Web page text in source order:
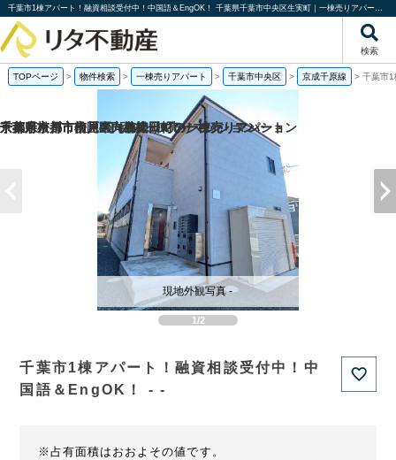
千葉市1棟アパート！融資相談受付中！中国語＆EngOK！ 千葉県千葉市中央区生実町｜一棟売りアパート｜投資物件や収益物件｜株式会社リタ不動産
検索
TOPページ > 物件検索 > 一棟売りアパート > 千葉市中央区 > 京成千原線 > 千葉市1
1/2
現地外観写真 -
千葉市1棟アパート！融資相談受付中！中
国語＆EngOK！ - -
※占有面積はおおよその値です。
京都府京都市伏見区向島津田町の一棟売りマンション
京都府京都市南区東九条松田町の一棟売りアパート
千葉県市川市市川4丁目の一棟売りマンション
千葉県松戸市松戸の一棟売りマンション